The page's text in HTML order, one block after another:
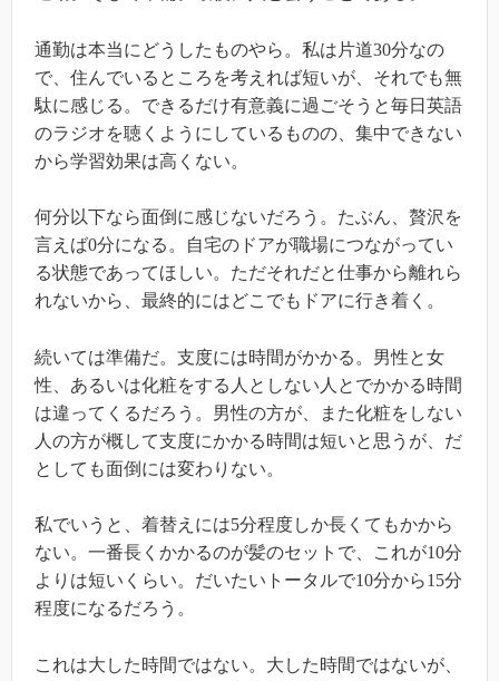
通勤は本当にどうしたものやら。私は片道30分なの
で、住んでいるところを考えれば短いが、それでも無
駄に感じる。できるだけ有意義に過ごそうと毎日英語
のラジオを聴くようにしているものの、集中できない
から学習効果は高くない。
何分以下なら面倒に感じないだろう。たぶん、贅沢を
言えば0分になる。自宅のドアが職場につながってい
る状態であってほしい。ただそれだと仕事から離れら
れないから、最終的にはどこでもドアに行き着く。
続いては準備だ。支度には時間がかかる。男性と女
性、あるいは化粧をする人としない人とでかかる時間
は違ってくるだろう。男性の方が、また化粧をしない
人の方が概して支度にかかる時間は短いと思うが、だ
としても面倒には変わりない。
私でいうと、着替えには5分程度しか長くてもかから
ない。一番長くかかるのが髪のセットで、これが10分
よりは短いくらい。だいたいトータルで10分から15分
程度になるだろう。
これは大した時間ではない。大した時間ではないが、